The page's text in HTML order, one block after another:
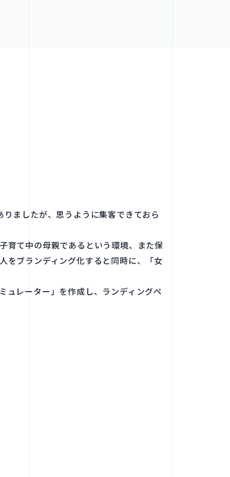
ましたが、思うように集客できておら
育て中の母親であるという環境、また保
をブランディング化すると同時に、「女
ュレーター」を作成し、ランディングペ